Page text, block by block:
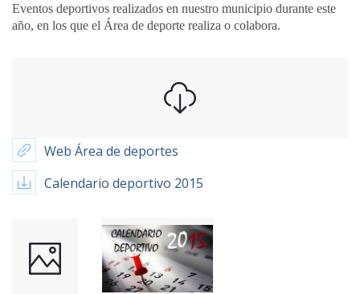
Eventos deportivos realizados en nuestro municipio durante este
año, en los que el Área de deporte realiza o colabora.
Web Área de deportes
Calendario deportivo 2015